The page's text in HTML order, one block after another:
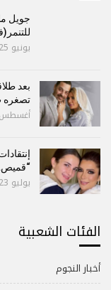
جويل
يونيو 25, 2020
بعد
تصغره ب 30
أغسطس 17,
يوليو 23, 2020
الفئات الشعبية
أخبار النجوم